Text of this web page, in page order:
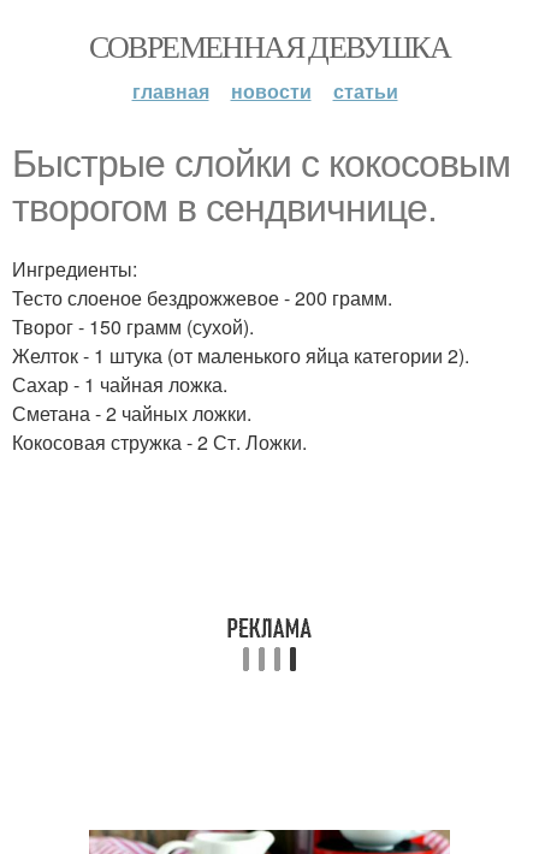
СОВРЕМЕННАЯ ДЕВУШКА
главная новости статьи
Быстрые слойки с кокосовым
творогом в сендвичнице.
Ингредиенты:
Тесто слоеное бездрожжевое - 200 грамм.
Творог - 150 грамм (сухой).
Желток - 1 штука (от маленького яйца категории 2).
Сахар - 1 чайная ложка.
Сметана - 2 чайных ложки.
Кокосовая стружка - 2 Ст. Ложки.